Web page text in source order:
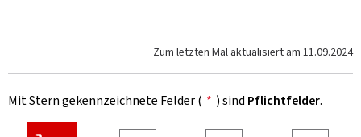
Zum letzten Mal aktualisiert am 11.09.2024
Mit Stern gekennzeichnete Felder ( * ) sind Pflichtfelder.